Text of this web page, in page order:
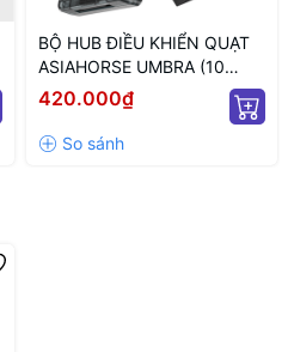
BỘ HUB ĐIỀU KHIỂN QUẠT
ASIAHORSE UMBRA (10
CỔNG KẾT NỐI PWM VÀ 5V
ARGB/ NGUỒN SATA)
420.000₫